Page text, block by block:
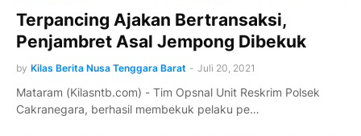
Terpancing Ajakan Bertransaksi,
Penjambret Asal Jempong Dibekuk
by Kilas Berita Nusa Tenggara Barat - Juli 20, 2021
Mataram (Kilasntb.com) - Tim Opsnal Unit Reskrim Polsek
Cakranegara, berhasil membekuk pelaku pe…